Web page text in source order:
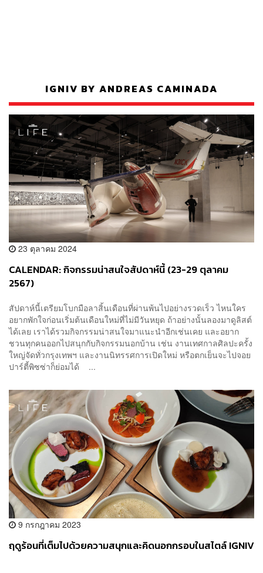
IGNIV BY ANDREAS CAMINADA
23 ตุลาคม 2024
CALENDAR: กิจกรรมน่าสนใจสัปดาห์นี้ (23-29 ตุลาคม
2567)
สัปดาห์นี้เตรียมโบกมือลาสิ้นเดือนที่ผ่านพ้นไปอย่างรวดเร็ว ไหนใคร
อยากพักใจก่อนเริ่มต้นเดือนใหม่ที่ไม่มีวันหยุด ถ้าอย่างนั้นลองมาดูลิสต์
ได้เลย เราได้รวมกิจกรรมน่าสนใจมาแนะนำอีกเช่นเคย และอยาก
ชวนทุกคนออกไปสนุกกับกิจกรรมนอกบ้าน เช่น งานเทศกาลศิลปะครั้ง
ใหญ่จัดทั่วกรุงเทพฯ และงานนิทรรศการเปิดใหม่ หรือตกเย็นจะไปจอย
ปาร์ตี้พิซซ่าก็ย่อมได้ ...
9 กรกฎาคม 2023
ฤดูร้อนที่เต็มไปด้วยความสนุกและคิดนอกกรอบในสไตล์ IGNIV